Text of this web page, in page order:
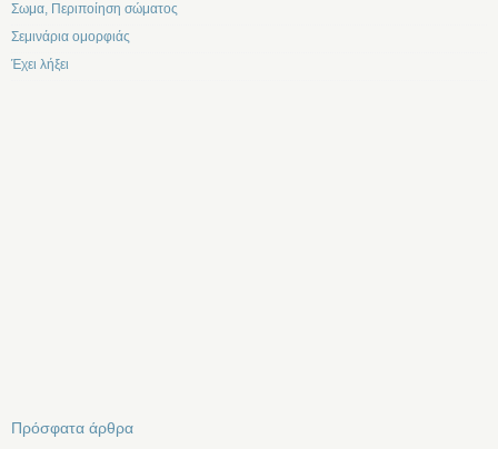
Σωμα, Περιποίηση σώματος
Σεμινάρια ομορφιάς
Έχει λήξει
Πρόσφατα άρθρα